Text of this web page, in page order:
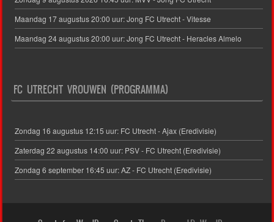
Maandag 17 augustus 20:00 uur: Jong FC Utrecht - Vitesse
Maandag 24 augustus 20:00 uur: Jong FC Utrecht - Heracles Almelo
FC UTRECHT VROUWEN (PROGRAMMA)
Zondag 16 augustus 12:15 uur: FC Utrecht - Ajax (Eredivisie)
Zaterdag 22 augustus 14:00 uur: PSV - FC Utrecht (Eredivisie)
Zondag 6 september 16:45 uur: AZ - FC Utrecht (Eredivisie)